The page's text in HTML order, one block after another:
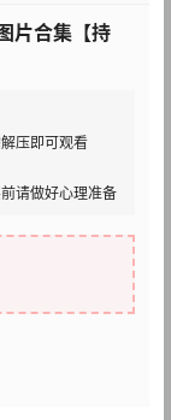
片合集【持
压即可观看
请做好心理准备